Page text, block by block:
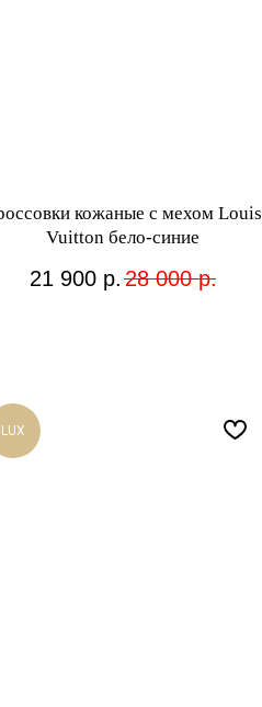
кожаные с мехом Louis
Vuitton бело-синие
21 900 р. 28 000 р.
LUX